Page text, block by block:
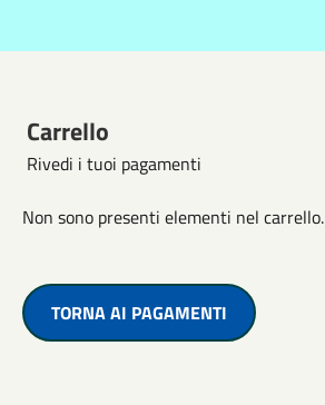
Carrello
Rivedi i tuoi pagamenti
Non sono presenti elementi nel carrello.
TORNA AI PAGAMENTI